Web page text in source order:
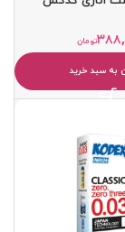
تومان
به سبد خرید